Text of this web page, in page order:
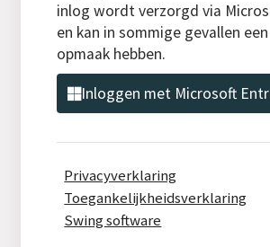
inlog wordt verzorgd via
en kan in sommige gevallen
opmaak hebben.
Inloggen met Microsoft
Privacyverklaring
Toegankelijkheidsverklaring
Swing software